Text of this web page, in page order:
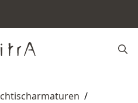
/